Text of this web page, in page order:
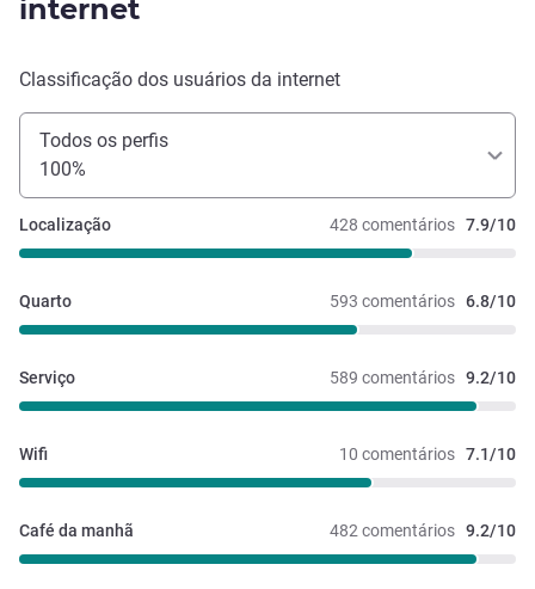
internet
Classificação dos usuários da internet
Todos os perfis
100%
428 comentários 7.9/10
Localização
593 comentários 6.8/10
Quarto
589 comentários 9.2/10
Serviço
10 comentários 7.1/10
Wifi
482 comentários 9.2/10
Café da manhã